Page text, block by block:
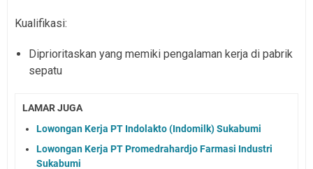
Kualifikasi:
Diprioritaskan yang memiki pengalaman kerja di pabrik
sepatu
LAMAR JUGA
Lowongan Kerja PT Indolakto (Indomilk) Sukabumi
Lowongan Kerja PT Promedrahardjo Farmasi Industri
Sukabumi